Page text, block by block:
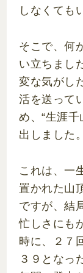
しなくても
そこで、何
い立ちまし
変な気がし
活を送って
め、“生涯
出しました。
これは、一
置かれた山
ですが、結
忙しさにも
時に、２７
３９となっ